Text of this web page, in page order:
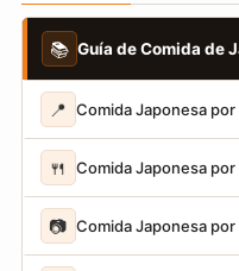
📚 Guía de Comida de
📍 Comida Japonesa por
🍴 Comida Japonesa por
📷 Comida Japonesa por